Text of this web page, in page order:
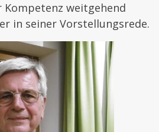
weitgehend
in seiner Vorstellungsrede.